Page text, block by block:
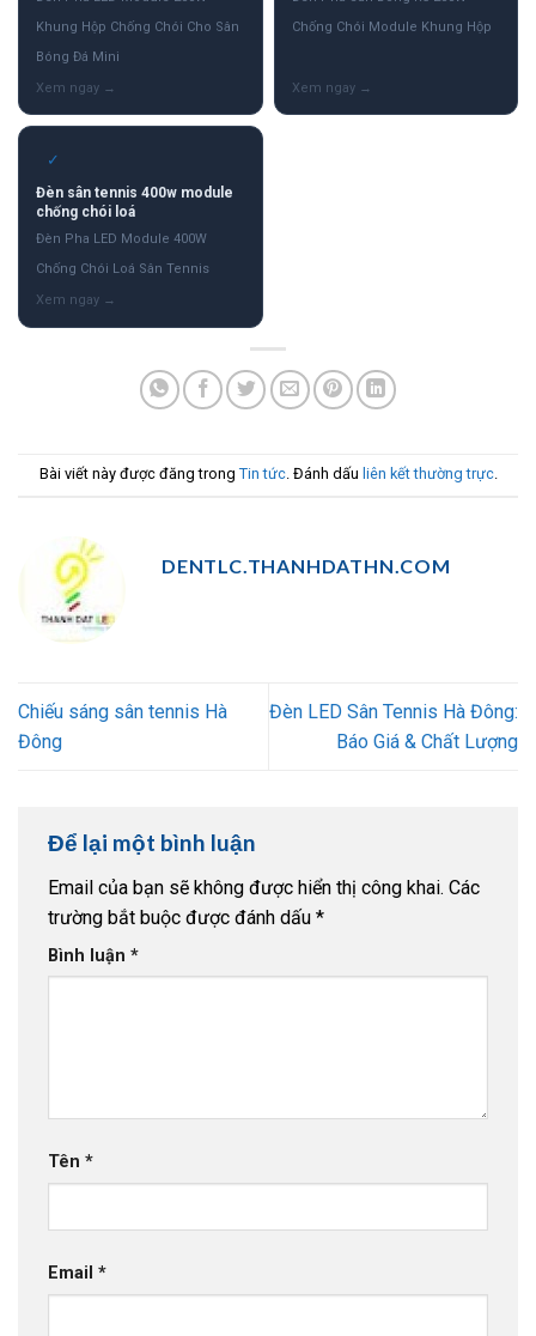
Khung Hộp Chống Chói Cho Sân
Bóng Đá Mini
Chống Chói Module Khung Hộp
✓
Đèn sân tennis 400w module
chống chói loá
Đèn Pha LED Module 400W
Chống Chói Loá Sân Tennis
Bài viết này được đăng trong Tin tức. Đánh dấu liên kết thường trực.
DENTLC.THANHDATHN.COM
Chiếu sáng sân tennis Hà
Đông
Đèn LED Sân Tennis Hà Đông:
Báo Giá & Chất Lượng
Để lại một bình luận
Email của bạn sẽ không được hiển thị công khai. Các
trường bắt buộc được đánh dấu *
Bình luận *
Tên *
Email *